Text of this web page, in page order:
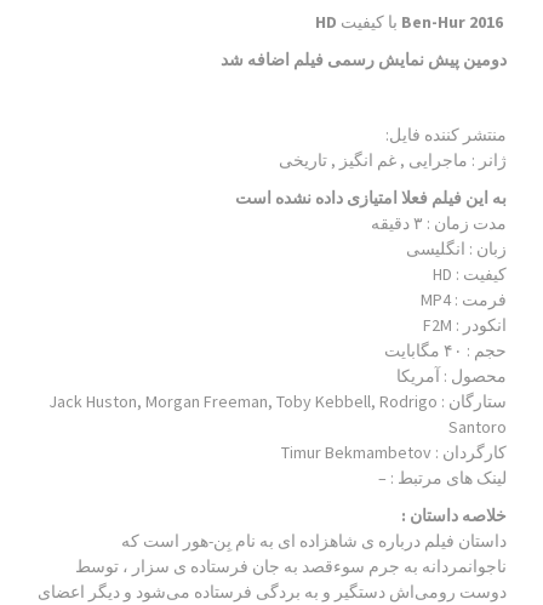
Ben-Hur 2016 با کیفیت HD
دومین پیش نمایش رسمی فیلم اضافه شد
منتشر کننده فایل:
ژانر : ماجرایی , غم انگیز , تاریخی
به این فیلم فعلا امتیازی داده نشده است
مدت زمان : ۳ دقیقه
زبان : انگلیسی
کیفیت : HD
فرمت : MP4
انکودر : F2M
حجم : ۴۰ مگابایت
محصول : آمریکا
ستارگان : Jack Huston, Morgan Freeman, Toby Kebbell, Rodrigo
Santoro
کارگردان : Timur Bekmambetov
لینک های مرتبط : –
خلاصه داستان :
داستان فیلم درباره ی شاهزاده‌ ای به نام بِن‌-هور است که
ناجوانمردانه به جرم سوءقصد به جان فرستاده ی سزار ، توسط
دوست رومی‌اش دستگیر و به بردگی فرستاده می‌شود و دیگر اعضای